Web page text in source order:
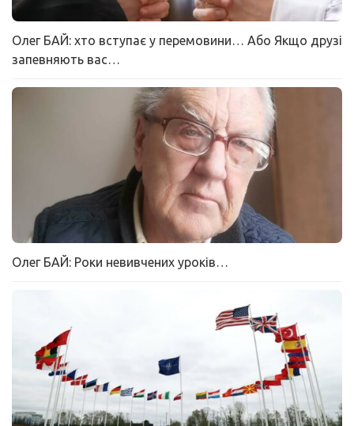
Олег БАЙ: хто вступає у перемовини… Або Якщо друзі
запевняють вас…
Олег БАЙ: Роки невивчених уроків…